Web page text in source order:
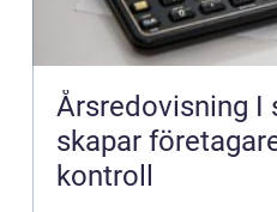
Årsredovisning I
skapar
kontroll